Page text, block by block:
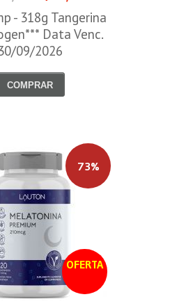
- 318g Tangerina
Data Venc.
09/2026
COMPRAR
OFERTA
73%